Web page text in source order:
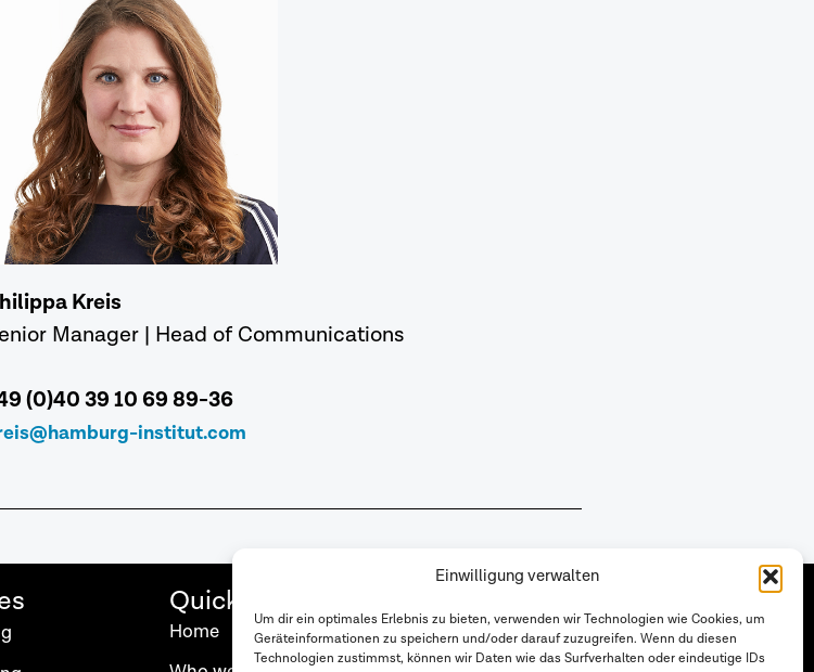
Einwilligung verwalten
Um dir ein optimales Erlebnis zu bieten, verwenden wir Technologien wie Cookies, um
Geräteinformationen zu speichern und/oder darauf zuzugreifen. Wenn du diesen
Technologien zustimmst, können wir Daten wie das Surfverhalten oder eindeutige IDs
Kreis
Manager | Head of Communications
(0)40 39 10 69 89-36
institut.com
Quick Links
Home
Follow us
Privacy Policy (german)